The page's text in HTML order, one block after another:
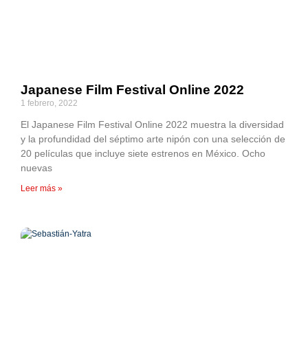
Japanese Film Festival Online 2022
1 febrero, 2022
El Japanese Film Festival Online 2022 muestra la diversidad
y la profundidad del séptimo arte nipón con una selección de
20 películas que incluye siete estrenos en México. Ocho
nuevas
Leer más »